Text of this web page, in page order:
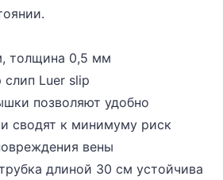
толщина 0,5 мм
Luer slip
позволяют удобно
и сводят к минимуму риск
вены
длиной 30 см устойчива